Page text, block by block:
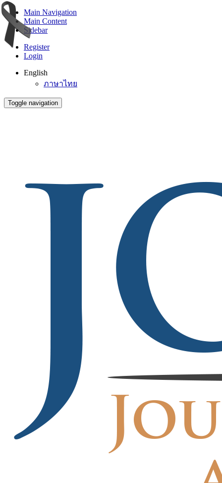
Main Navigation
Main Content
Sidebar
Register
Login
English
ภาษาไทย
Toggle navigation